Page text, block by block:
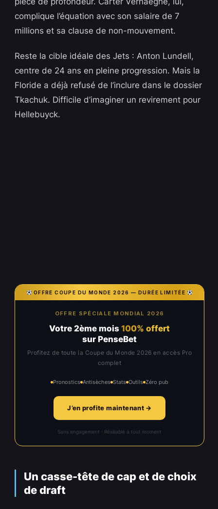
complique l’équation avec son salaire de 7
millions et sa clause de non-mouvement.
Reste la cible idéale des Jets : Anton Lundell,
centre de 24 ans en pleine progression. Mais la
Floride a déjà refusé de l’inclure dans le dossier
Tkachuk. Difficile d’imaginer un revirement pour
Hellebuyck.
OFFRE COUPE DU MONDE 2026 — DURÉE LIMITÉE
OFFRE SPÉCIALE MONDIAL 2026
Votre 2ème mois 100% offert
sur PenseBet
Profitez de toute la Coupe du Monde 2026 en accès Pro
complet
Pronostics Antisèches Stats Outils Zéro pub
J’en profite maintenant →
Sans engagement · Résiliable à tout moment
Un casse-tête de cap et de choix
de draft